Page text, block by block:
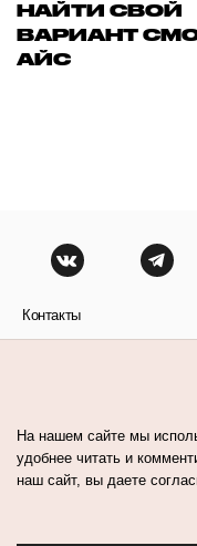
НАЙТИ СВОЙ
ВАРИАНТ
АЙС
Контакты
На нашем сайте мы
удобнее читать и
наш сайт, вы даете